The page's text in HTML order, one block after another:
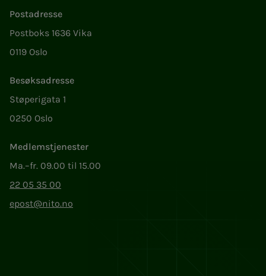
Postadresse
Postboks 1636 Vika
0119 Oslo
Besøksadresse
Støperigata 1
0250 Oslo
Medlemstjenester
Ma.–fr. 09.00 til 15.00
22 05 35 00
epost@nito.no